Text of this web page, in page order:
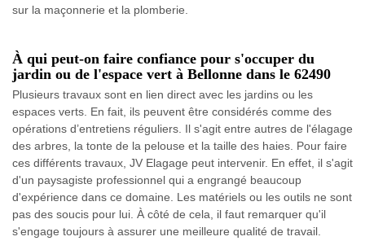
sur la maçonnerie et la plomberie.
À qui peut-on faire confiance pour s'occuper du
jardin ou de l'espace vert à Bellonne dans le 62490
Plusieurs travaux sont en lien direct avec les jardins ou les
espaces verts. En fait, ils peuvent être considérés comme des
opérations d’entretiens réguliers. Il s'agit entre autres de l'élagage
des arbres, la tonte de la pelouse et la taille des haies. Pour faire
ces différents travaux, JV Elagage peut intervenir. En effet, il s'agit
d'un paysagiste professionnel qui a engrangé beaucoup
d'expérience dans ce domaine. Les matériels ou les outils ne sont
pas des soucis pour lui. À côté de cela, il faut remarquer qu'il
s'engage toujours à assurer une meilleure qualité de travail.